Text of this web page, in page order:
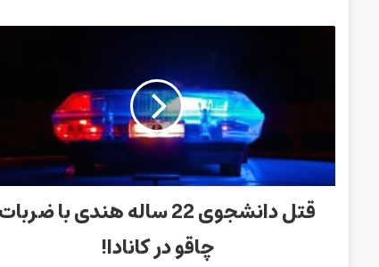
قتل دانشجوی 22 ساله هندی با ضربات
چاقو در کانادا!